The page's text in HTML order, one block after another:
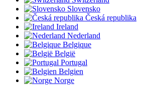
Slovensko
Česká republika
Ireland
Nederland
Belgique
België
Portugal
Belgien
Norge